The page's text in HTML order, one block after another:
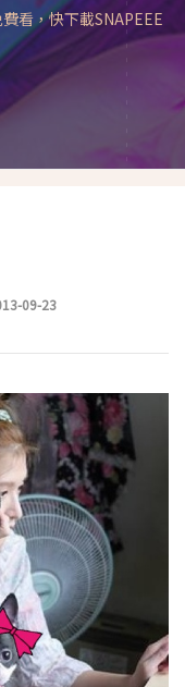
看，快下載SNAPEEE
09-23